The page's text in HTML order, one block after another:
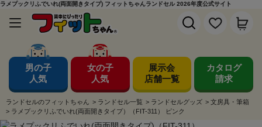
ラメプックリふでいれ(両面開きタイプ) フィットちゃんランドセル 2026年度公式サイト
男の子
人気
女の子
人気
展示会
店舗一覧
カタログ
請求
ランドセルのフィットちゃん > ランドセル一覧 > ランドセルグッズ > 文房具・筆箱
> ラメプックリふでいれ(両面開きタイプ）（FIT-311） ピンク